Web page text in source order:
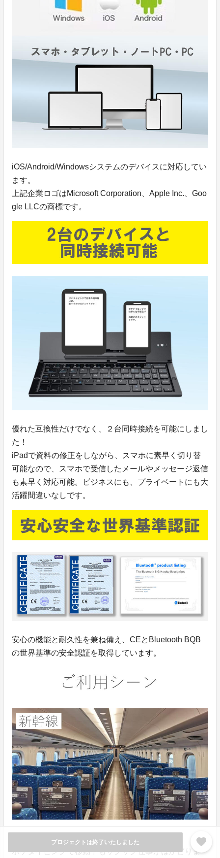
プロジェクトは終了いたしました favorite
iOS/Android/Windowsシステムのデバイスに対応してい
ます。
上記企業ロゴはMicrosoft Corporation、Apple Inc.、Goo
gle LLCの商標です。
優れた互換性だけでなく、２台同時接続を可能にしまし
た！
iPadで資料の修正をしながら、スマホに素早く切り替
可能なので、スマホで受信したメールやメッセージ返信
も素早く対応可能。ビジネスにも、プライベートにも大
活躍間違いなしです。
安心の機能と耐久性を兼ね備え、CEとBluetooth BQB
の世界基準の安全認証を取得しています。
出張の際、バスや新幹線での移動中に。
ポケタイピングで移動中もサクサク仕事がはかどりま